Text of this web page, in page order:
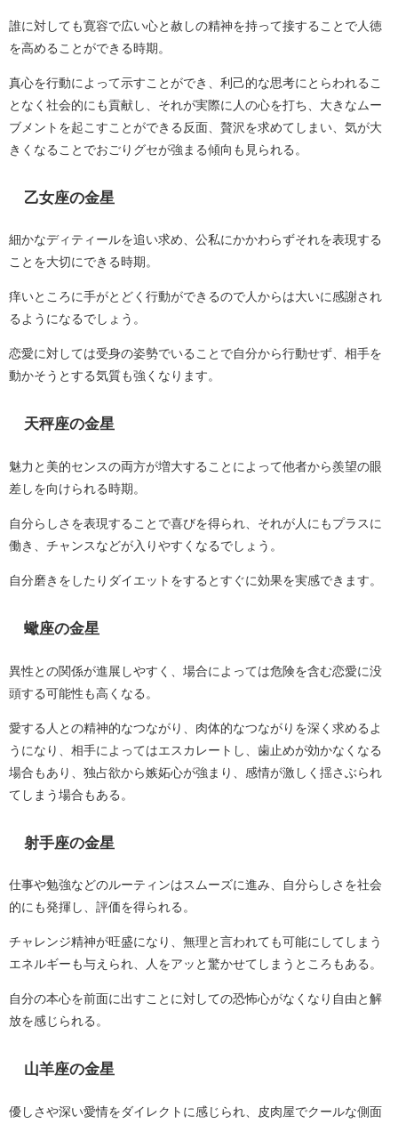
誰に対しても寛容で広い心と赦しの精神を持って接することで人徳
を高めることができる時期。
真心を行動によって示すことができ、利己的な思考にとらわれるこ
となく社会的にも貢献し、それが実際に人の心を打ち、大きなムー
ブメントを起こすことができる反面、贅沢を求めてしまい、気が大
きくなることでおごりグセが強まる傾向も見られる。
乙女座の金星
細かなディティールを追い求め、公私にかかわらずそれを表現する
ことを大切にできる時期。
痒いところに手がとどく行動ができるので人からは大いに感謝され
るようになるでしょう。
恋愛に対しては受身の姿勢でいることで自分から行動せず、相手を
動かそうとする気質も強くなります。
天秤座の金星
魅力と美的センスの両方が増大することによって他者から羨望の眼
差しを向けられる時期。
自分らしさを表現することで喜びを得られ、それが人にもプラスに
働き、チャンスなどが入りやすくなるでしょう。
自分磨きをしたりダイエットをするとすぐに効果を実感できます。
蠍座の金星
異性との関係が進展しやすく、場合によっては危険を含む恋愛に没
頭する可能性も高くなる。
愛する人との精神的なつながり、肉体的なつながりを深く求めるよ
うになり、相手によってはエスカレートし、歯止めが効かなくなる
場合もあり、独占欲から嫉妬心が強まり、感情が激しく揺さぶられ
てしまう場合もある。
射手座の金星
仕事や勉強などのルーティンはスムーズに進み、自分らしさを社会
的にも発揮し、評価を得られる。
チャレンジ精神が旺盛になり、無理と言われても可能にしてしまう
エネルギーも与えられ、人をアッと驚かせてしまうところもある。
自分の本心を前面に出すことに対しての恐怖心がなくなり自由と解
放を感じられる。
山羊座の金星
優しさや深い愛情をダイレクトに感じられ、皮肉屋でクールな側面